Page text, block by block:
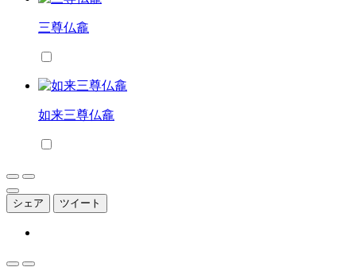
三尊仏龕
如来三尊仏龕
シェア ツイート